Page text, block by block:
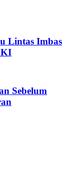
Lintas Imbas
Sebelum